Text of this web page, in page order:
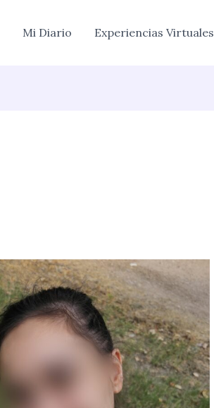
Mi Diario Experiencias Virtuales